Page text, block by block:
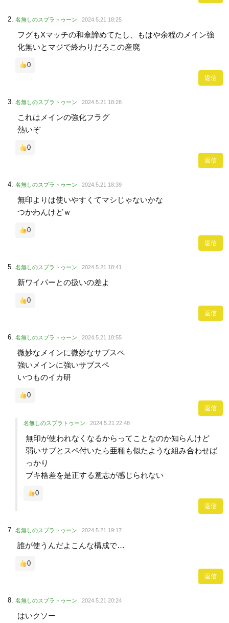
名無しのスプラトゥーン 2024.5.21 18:25
フグもXマッチの和傘諦めてたし、もはや余程のメイン強
化無いとマジで終わりだろこの産廃
0
返信
名無しのスプラトゥーン 2024.5.21 18:28
これはメインの強化フラグ
熱いぞ
0
返信
名無しのスプラトゥーン 2024.5.21 18:39
無印よりは使いやすくてマシじゃないかな
つかわんけどｗ
0
返信
名無しのスプラトゥーン 2024.5.21 18:41
新ワイパーとの扱いの差よ
0
返信
名無しのスプラトゥーン 2024.5.21 18:55
微妙なメインに微妙なサブスペ
強いメインに強いサブスペ
いつものイカ研
0
返信
名無しのスプラトゥーン 2024.5.21 22:48
無印が使われなくなるからってことなのか知らんけど
弱いサブとスペ付いたら亜種も似たような組み合わせば
っかり
ブキ格差を是正する意志が感じられない
0
返信
名無しのスプラトゥーン 2024.5.21 19:17
誰が使うんだよこんな構成で…
0
返信
名無しのスプラトゥーン 2024.5.21 20:24
はいクソー